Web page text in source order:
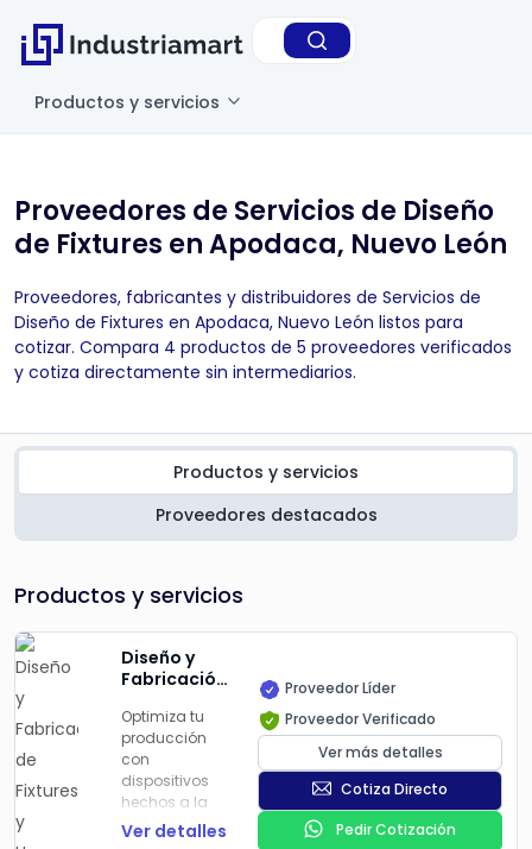
Productos y servicios
Proveedores de Servicios de Diseño
de Fixtures en Apodaca, Nuevo León
Proveedores, fabricantes y distribuidores de Servicios de
Diseño de Fixtures en Apodaca, Nuevo León listos para
cotizar. Compara 4 productos de 5 proveedores verificados
y cotiza directamente sin intermediarios.
Productos y servicios
Proveedores destacados
Productos y servicios
Diseño y
Fabricación
y
Herramentales
Optimiza tu
producción
con
dispositivos
hechos a la
medida.
Ver detalles
Proveedor Líder
Proveedor Verificado
Ver más detalles
Cotiza Directo
Pedir Cotización